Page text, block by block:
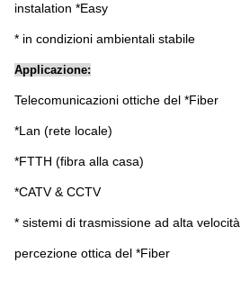
instalation *Easy
* in condizioni ambientali stabile
Applicazione:
Telecomunicazioni ottiche del *Fiber
*Lan (rete locale)
*FTTH (fibra alla casa)
*CATV & CCTV
* sistemi di trasmissione ad alta velocità
percezione ottica del *Fiber